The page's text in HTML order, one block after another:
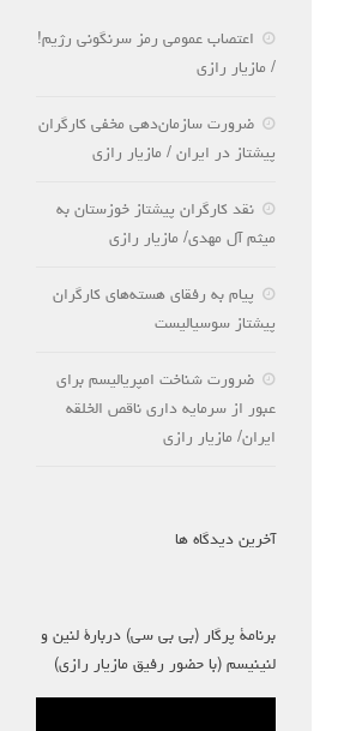
اعتصاب عمومی رمز سرنگونی رژیم!
/ مازیار رازی
ضرورت سازمان‌دهی مخفی کارگران
پیشتاز در ایران / مازیار رازی
نقد کارگران پیشتاز خوزستان به
میثم آل مهدی/ مازیار رازی
پیام به رفقای هسته‌های کارگران
پیشتاز سوسیالیست
ضرورت شناخت امپریالیسم برای
عبور از سرمایه داری ناقص الخلقه
ایران/ مازیار رازی
آخرین دیدگاه ها
برنامۀ پرگار (بی بی سی) دربارۀ لنین و
لنینیسم (با حضور رفیق مازیار رازی)